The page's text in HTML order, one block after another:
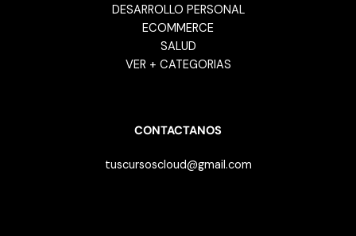
DESARROLLO PERSONAL
ECOMMERCE
SALUD
VER + CATEGORIAS
CONTACTANOS
tuscursoscloud@gmail.com